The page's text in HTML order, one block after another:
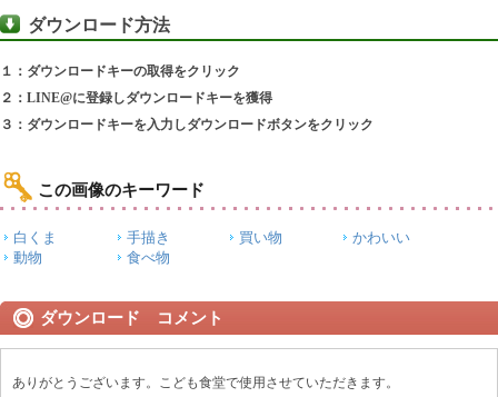
ダウンロード方法
１：ダウンロードキーの取得をクリック
２：LINE@に登録しダウンロードキーを獲得
３：ダウンロードキーを入力しダウンロードボタンをクリック
この画像のキーワード
白くま 手描き 買い物
かわいい
動物
食べ物
ダウンロード コメント
ありがとうございます。こども食堂で使用させていただきます。